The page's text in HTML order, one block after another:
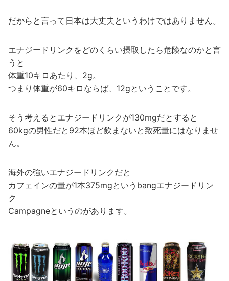
だからと言って日本は大丈夫というわけではありません。
エナジードリンクをどのくらい摂取したら危険なのかと言
うと
体重10キロあたり、2g。
つまり体重が60キロならば、12gということです。
そう考えるとエナジードリンクが130mgだとすると
60kgの男性だと92本ほど飲まないと致死量にはなりませ
ん。
海外の強いエナジードリンクだと
カフェインの量が1本375mgというbangエナジードリン
ク
Campagneというのがあります。